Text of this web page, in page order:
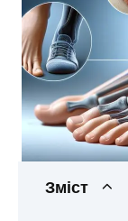
Зміст